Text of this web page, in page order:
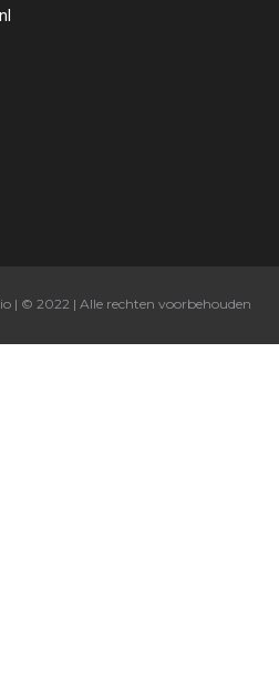
| © 2022 | Alle rechten voorbehouden